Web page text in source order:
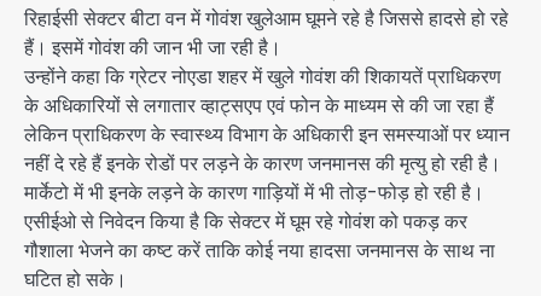
रिहाईसी सेक्टर बीटा वन में गोवंश खुलेआम घूमने रहे है जिससे हादसे हो रहे
हैं। इसमें गोवंश की जान भी जा रही है।
उन्होंने कहा कि ग्रेटर नोएडा शहर में खुले गोवंश की शिकायतें प्राधिकरण
के अधिकारियों से लगातार व्हाट्सएप एवं फोन के माध्यम से की जा रहा हैं
लेकिन प्राधिकरण के स्वास्थ्य विभाग के अधिकारी इन समस्याओं पर ध्यान
नहीं दे रहे हैं इनके रोडों पर लड़ने के कारण जनमानस की मृत्यु हो रही है।
मार्केटो में भी इनके लड़ने के कारण गाड़ियों में भी तोड़-फोड़ हो रही है।
एसीईओ से निवेदन किया है कि सेक्टर में घूम रहे गोवंश को पकड़ कर
गौशाला भेजने का कष्ट करें ताकि कोई नया हादसा जनमानस के साथ ना
घटित हो सके।